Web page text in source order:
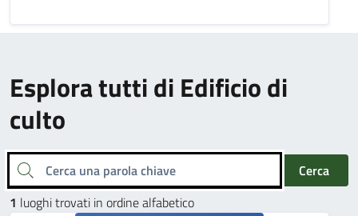
Esplora tutti di Edificio di
culto
Cerca una parola chiave
Cerca
1 luoghi trovati in ordine alfabetico